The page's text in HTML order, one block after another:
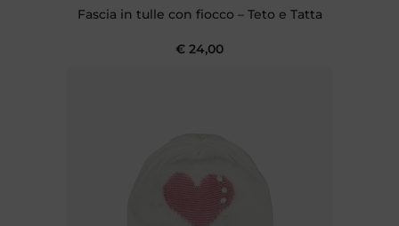
Fascia in tulle con fiocco – Teto e Tatta
€ 24,00